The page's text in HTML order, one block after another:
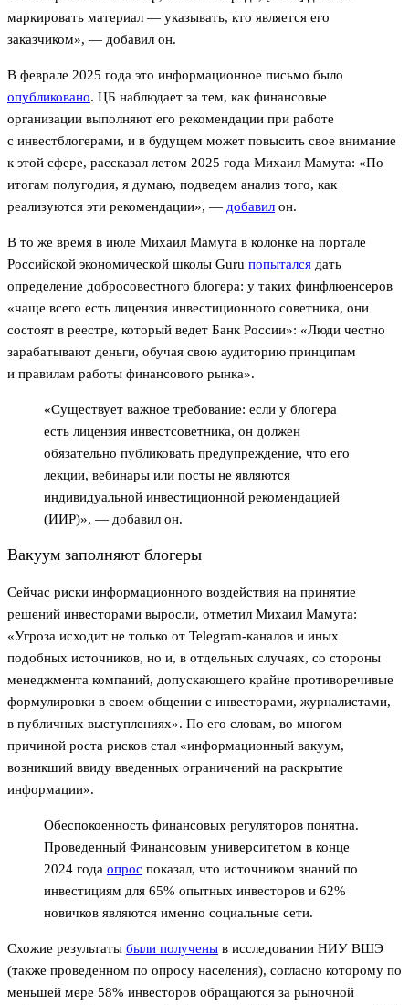
маркировать материал — указывать, кто является его
заказчиком», — добавил он.
В феврале 2025 года это информационное письмо было
опубликовано. ЦБ наблюдает за тем, как финансовые
организации выполняют его рекомендации при работе
с инвестблогерами, и в будущем может повысить свое внимание
к этой сфере, рассказал летом 2025 года Михаил Мамута: «По
итогам полугодия, я думаю, подведем анализ того, как
реализуются эти рекомендации», — добавил он.
В то же время в июле Михаил Мамута в колонке на портале
Российской экономической школы Guru попытался дать
определение добросовестного блогера: у таких финфлюенсеров
«чаще всего есть лицензия инвестиционного советника, они
состоят в реестре, который ведет Банк России»: «Люди честно
зарабатывают деньги, обучая свою аудиторию принципам
и правилам работы финансового рынка».
«Существует важное требование: если у блогера
есть лицензия инвестсоветника, он должен
обязательно публиковать предупреждение, что его
лекции, вебинары или посты не являются
индивидуальной инвестиционной рекомендацией
(ИИР)», — добавил он.
Вакуум заполняют блогеры
Сейчас риски информационного воздействия на принятие
решений инвесторами выросли, отметил Михаил Мамута:
«Угроза исходит не только от Telegram-каналов и иных
подобных источников, но и, в отдельных случаях, со стороны
менеджмента компаний, допускающего крайне противоречивые
формулировки в своем общении с инвесторами, журналистами,
в публичных выступлениях». По его словам, во многом
причиной роста рисков стал «информационный вакуум,
возникший ввиду введенных ограничений на раскрытие
информации».
Обеспокоенность финансовых регуляторов понятна.
Проведенный Финансовым университетом в конце
2024 года опрос показал, что источником знаний по
инвестициям для 65% опытных инвесторов и 62%
новичков являются именно социальные сети.
Схожие результаты были получены в исследовании НИУ ВШЭ
(также проведенном по опросу населения), согласно которому по
меньшей мере 58% инвесторов обращаются за рыночной